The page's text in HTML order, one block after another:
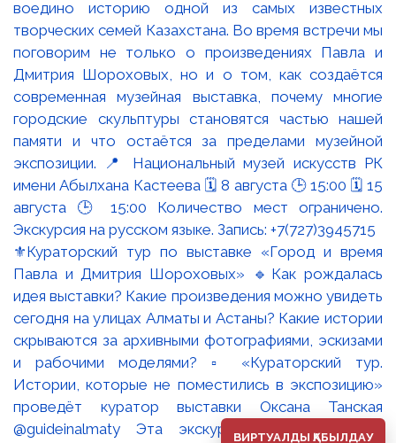
⚜️Кураторский тур по выставке «Город и время
Павла и Дмитрия Шороховых» 🔹Как рождалась
идея выставки? Какие произведения можно увидеть
сегодня на улицах Алматы и Астаны? Какие истории
скрываются за архивными фотографиями, эскизами
и рабочими моделями? ▫️ «Кураторский тур.
Истории, которые не поместились в экспозицию»
проведёт куратор выставки Оксана Танская
@guideinalmaty Эта экскурсия - возможность
ВИРТУАЛДЫ ҚАБЫЛДАУ